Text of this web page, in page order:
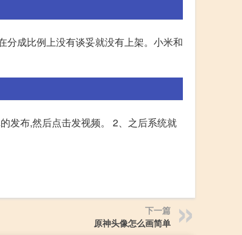
分成比例上没有谈妥就没有上架。小米和
发布,然后点击发视频。 2、之后系统就
下一篇
原神头像怎么画简单